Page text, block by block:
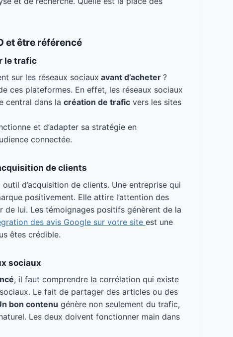
et être référencé
le trafic
sur les réseaux sociaux avant d’acheter ?
ces plateformes. En effet, les réseaux sociaux
central dans la création de trafic vers les sites
et d’adapter sa stratégie en
connectée.
de clients
d’acquisition de clients. Une entreprise qui
positivement. Elle attire l’attention des
lui. Les témoignages positifs génèrent de la
des avis Google sur votre site est une
êtes crédible.
sociaux
, il faut comprendre la corrélation qui existe
Le fait de partager des articles ou des
bon contenu génère non seulement du trafic,
Les deux doivent fonctionner main dans